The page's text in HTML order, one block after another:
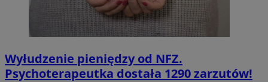
Wyłudzenie pieniędzy od NFZ.
Psychoterapeutka dostała 1290 zarzutów!